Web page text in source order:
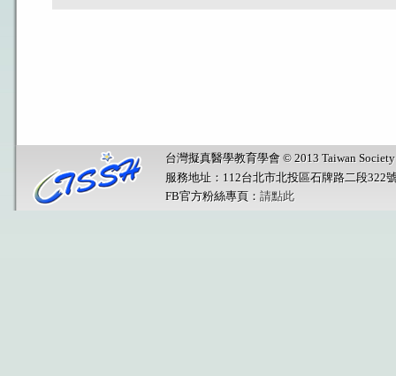
台灣擬真醫學教育學會 © 2013 Taiwan
服務地址：112台北市北投區石牌路二段322
FB官方粉絲專頁： 請點此